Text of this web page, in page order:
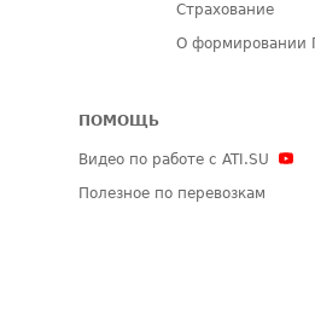
Страхование
О формировании
ПОМОЩЬ
Видео по работе с ATI.SU
Полезное по перевозкам